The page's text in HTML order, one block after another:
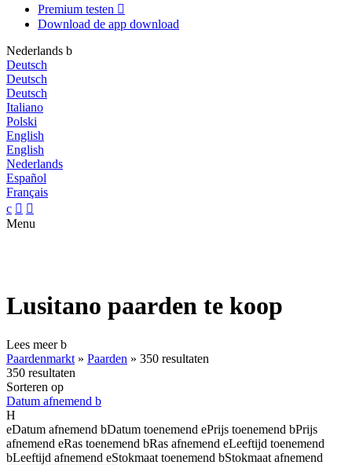
Premium testen 
Download de app download
Nederlands b
Deutsch
Deutsch
Deutsch
Italiano
Polski
English
English
Nederlands
Español
Français
c  
Menu
Lusitano paarden te koop
Lees meerb
Paardenmarkt » Paarden » 350 resultaten
350 resultaten
Sorteren op
Datum afnemend b
H
eDatum afnemend bDatum toenemend ePrijs toenemend bPrijs
afnemend eRas toenemend bRas afnemend eLeeftijd toenemend
bLeeftijd afnemend eStokmaat toenemend bStokmaat afnemend